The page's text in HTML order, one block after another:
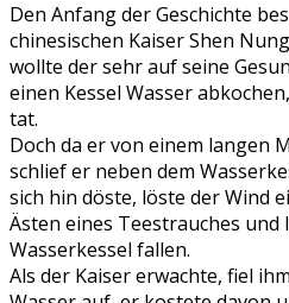
Den Anfang der Geschichte
chinesischen Kaiser Shen
wollte der sehr auf seine
einen Kessel Wasser
tat.
Doch da er von einem langen
schlief er neben dem
sich hin döste, löste der Wind
Ästen eines Teestrauches und
Wasserkessel fallen.
Als der Kaiser erwachte, fiel